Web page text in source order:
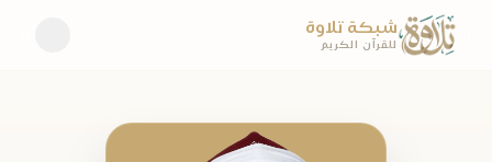
شبكة تلاوة
للقرآن الكريم